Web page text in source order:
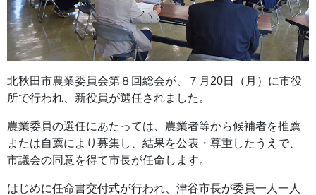
北秋田市農業委員会第８回総会が、７月20日（月）に市役
所で行われ、新役員が選任されました。
農業委員の選任にあたっては、農業者等から候補者を推薦
または自薦により募集し、結果を公表・尊重したうえで、
市議会の同意を得て市長が任命します。
はじめに任命書交付式が行われ、津谷市長が委員一人一人